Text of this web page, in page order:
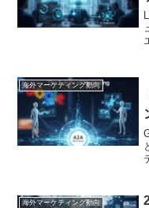
海外マーケティング動向
海外マーケティング動向